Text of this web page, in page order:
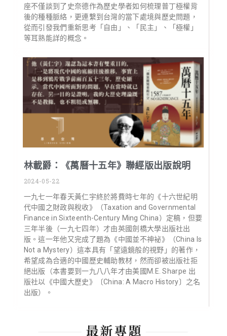
座不僅談到了史奈德作為歷史學者如何梳理普丁極權背
後的種種脈絡，更連繫到台灣的當下處境與歷史問題，
從而引發我們重新思考「自由」、「民主」、「極權」
等耳熟能詳的概念。
林載爵：《萬曆十五年》聯經版出版說明
2024-05-22
一九七一年春天黃仁宇終於將費時七年的《十六世紀明
代中國之財政與稅收》（Taxation and Governmental
Finance in Sixteenth-Century Ming China）定稿，但要
三年半後（一九七四年）才由英國劍橋大學出版社出
版。這一年他又完成了題為《中國並不神袐》（China Is
Not a Mystery）這本具有「望遠鏡般的視野」的著作，
希望成為合適的中國歷史輔助教材，然而卻被出版社拒
絕出版（本書要到一九八八年才由美國M.E. Sharpe 出
版社以《中國大歷史》〔China: A Macro History〕之名
出版）。